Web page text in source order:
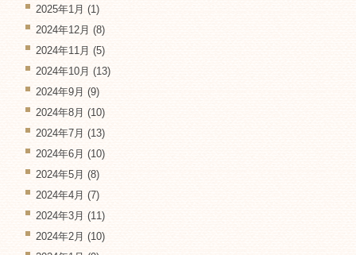
2025年1月 (1)
2024年12月 (8)
2024年11月 (5)
2024年10月 (13)
2024年9月 (9)
2024年8月 (10)
2024年7月 (13)
2024年6月 (10)
2024年5月 (8)
2024年4月 (7)
2024年3月 (11)
2024年2月 (10)